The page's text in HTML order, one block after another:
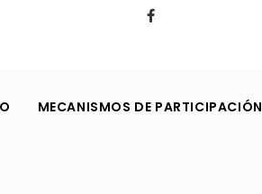
MECANISMOS DE PARTICIPACIÓN